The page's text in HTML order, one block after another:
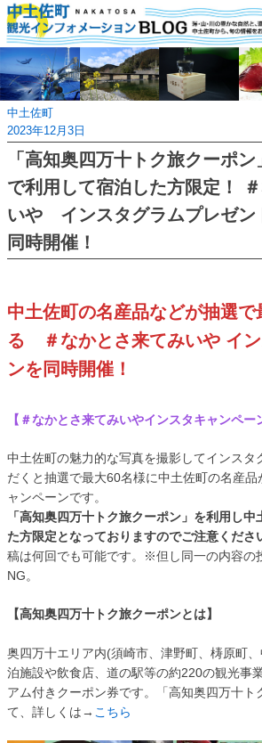
Skip
to
content
中土佐町
2023年12月3日
「高知奥四万十トク旅クーポ
で利用して宿泊した方限定！
いや インスタグラムプレゼン
同時開催！
中土佐町の名産品などが抽選で
る ＃なかとさ来てみいや イ
ンを同時開催！
【＃なかとさ来てみいやインスタキャンペー
中土佐町の魅力的な写真を撮影してインスタ
だくと抽選で最大60名様に中土佐町の名産
ャンペーンです。
「高知奥四万十トク旅クーポン」を利用し
た方限定となっておりますのでご注意くださ
稿は何回でも可能です。※但し同一の内容の
NG。
【高知奥四万十トク旅クーポンとは】
奥四万十エリア内(須崎市、津野町、梼原町
泊施設や飲食店、道の駅等の約220の観光事
アム付きクーポン券です。「高知奥四万十ト
て、詳しくは→ こちら